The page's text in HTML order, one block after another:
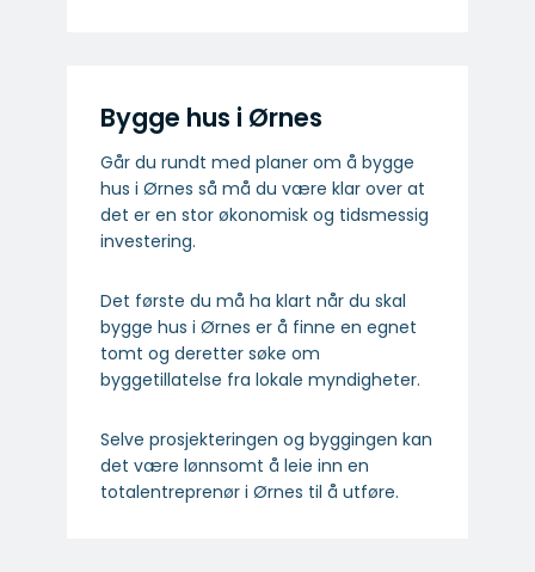
Bygge hus i Ørnes
Går du rundt med planer om å bygge
hus i Ørnes så må du være klar over at
det er en stor økonomisk og tidsmessig
investering.
Det første du må ha klart når du skal
bygge hus i Ørnes er å finne en egnet
tomt og deretter søke om
byggetillatelse fra lokale myndigheter.
Selve prosjekteringen og byggingen kan
det være lønnsomt å leie inn en
totalentreprenør i Ørnes til å utføre.